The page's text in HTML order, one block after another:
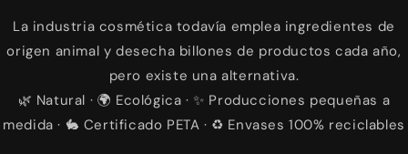
La industria cosmética todavía emplea ingredientes de
origen animal y desecha billones de productos cada año,
pero existe una alternativa.
🌿 Natural · 🌍 Ecológica · ✨ Producciones pequeñas a
medida · 🐇 Certificado PETA · ♻️ Envases 100% reciclables